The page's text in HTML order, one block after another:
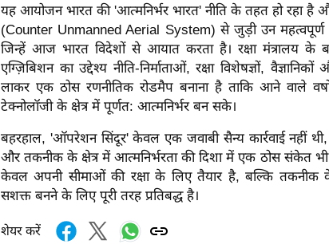
यह आयोजन भारत की 'आत्मनिर्भर भारत' नीति के तहत हो रहा है
(Counter Unmanned Aerial System) से जुड़ी उन
जिन्हें आज भारत विदेशों से आयात करता है। रक्षा मंत्रालय के
एग्ज़िबिशन का उद्देश्य नीति-निर्माताओं, रक्षा विशेषज्ञों,
लाकर एक ठोस रणनीतिक रोडमैप बनाना है ताकि आने वाले
टेक्नोलॉजी के क्षेत्र में पूर्णत: आत्मनिर्भर बन सके।
बहरहाल, 'ऑपरेशन सिंदूर' केवल एक जवाबी सैन्य कार्रवाई नहीं
और तकनीक के क्षेत्र में आत्मनिर्भरता की दिशा में एक ठोस संकेत
केवल अपनी सीमाओं की रक्षा के लिए तैयार है, बल्कि तकनीक
सशक्त बनने के लिए पूरी तरह प्रतिबद्ध है।
शेयर करें